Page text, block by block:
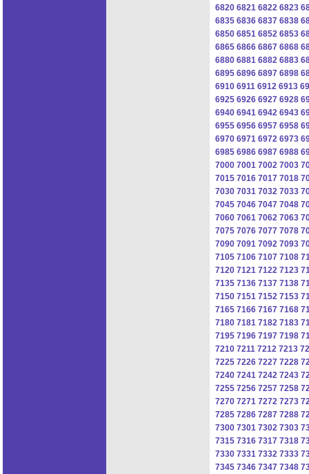
6820 6821 6822 6823
6835 6836 6837 6838
6850 6851 6852 6853
6865 6866 6867 6868
6880 6881 6882 6883
6895 6896 6897 6898
6910 6911 6912 6913
6925 6926 6927 6928
6940 6941 6942 6943
6955 6956 6957 6958
6970 6971 6972 6973
6985 6986 6987 6988
7000 7001 7002 7003
7015 7016 7017 7018
7030 7031 7032 7033
7045 7046 7047 7048
7060 7061 7062 7063
7075 7076 7077 7078
7090 7091 7092 7093
7105 7106 7107 7108
7120 7121 7122 7123
7135 7136 7137 7138
7150 7151 7152 7153
7165 7166 7167 7168
7180 7181 7182 7183
7195 7196 7197 7198
7210 7211 7212 7213
7225 7226 7227 7228
7240 7241 7242 7243
7255 7256 7257 7258
7270 7271 7272 7273
7285 7286 7287 7288
7300 7301 7302 7303
7315 7316 7317 7318
7330 7331 7332 7333
7345 7346 7347 7348